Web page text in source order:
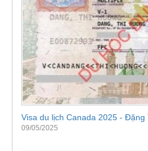
Visa du lịch Canada 2025 - Đặng
09/05/2025